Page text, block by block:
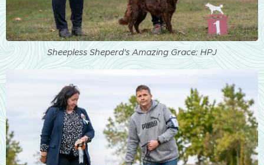
Sheepless Sheperd's Amazing Grace: HPJ